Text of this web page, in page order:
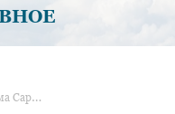
Литургия в храме преподобного Серафима Саровского г. Казани